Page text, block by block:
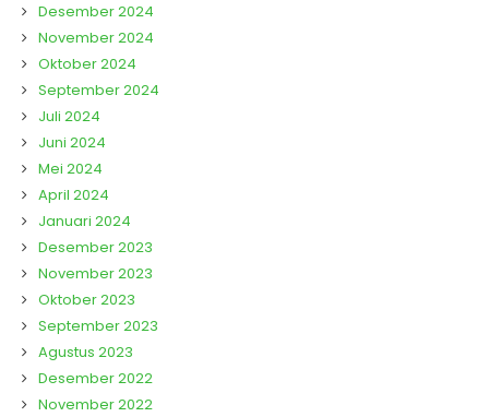
Desember 2024
November 2024
Oktober 2024
September 2024
Juli 2024
Juni 2024
Mei 2024
April 2024
Januari 2024
Desember 2023
November 2023
Oktober 2023
September 2023
Agustus 2023
Desember 2022
November 2022